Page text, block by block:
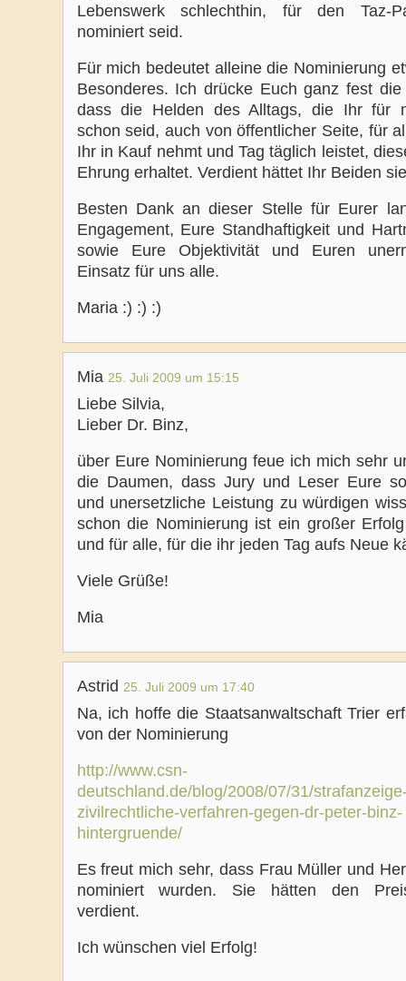
Lebenswerk schlechthin, für den Taz-
nominiert seid.
Für mich bedeutet alleine die Nominierung
Besonderes. Ich drücke Euch ganz fest die
dass die Helden des Alltags, die Ihr für
schon seid, auch von öffentlicher Seite, für
Ihr in Kauf nehmt und Tag täglich leistet,
Ehrung erhaltet. Verdient hättet Ihr Beiden
Besten Dank an dieser Stelle für Eurer
Engagement, Eure Standhaftigkeit und
sowie Eure Objektivität und Euren
Einsatz für uns alle.
Maria :) :) :)
Mia 25. Juli 2009 um 15:15
Liebe Silvia,
Lieber Dr. Binz,
über Eure Nominierung feue ich mich sehr
die Daumen, dass Jury und Leser Eure
und unersetzliche Leistung zu würdigen
schon die Nominierung ist ein großer
und für alle, für die ihr jeden Tag aufs Neue
Viele Grüße!
Mia
Astrid 25. Juli 2009 um 17:40
Na, ich hoffe die Staatsanwaltschaft Trier
von der Nominierung
http://www.csn-
deutschland.de/blog/2008/07/31/
zivilrechtliche-verfahren-gegen-dr-peter-binz-
hintergruende/
Es freut mich sehr, dass Frau Müller und
nominiert wurden. Sie hätten den
verdient.
Ich wünschen viel Erfolg!